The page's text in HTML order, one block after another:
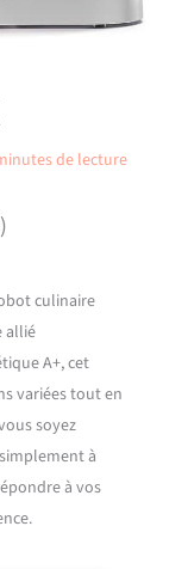
de lecture
culinaire
allié
A+, cet
variées tout en
soyez
à
à vos